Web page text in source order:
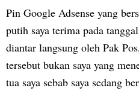
Pin Google Adsense yang
putih saya terima pada
diantar langsung oleh Pak
tersebut bukan saya yang
tua saya sebab saya sedang